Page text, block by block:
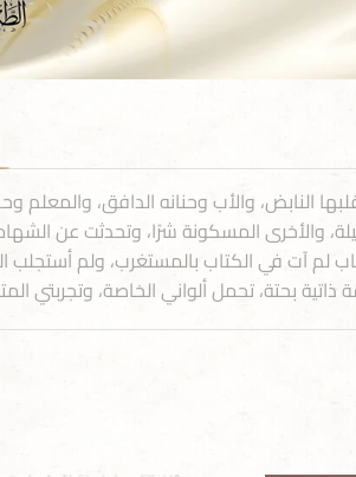
النابض، والأب وحنانه الدافق، والمعلم
والأخرى المسكونة شرًا، وتحدثت عن
آت في الكتاب بالمستغرب، ولم أستجلب
بحتة، تحمل ألواني الخاصة، وتجربتي